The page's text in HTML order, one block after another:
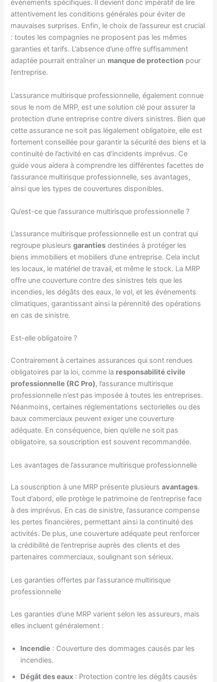
événements spécifiques. Il devient donc impératif de lire
attentivement les conditions générales pour éviter de
mauvaises surprises. Enfin, le choix de l’assureur est crucial
: toutes les compagnies ne proposent pas les mêmes
garanties et tarifs. L’absence d’une offre suffisamment
adaptée pourrait entraîner un manque de protection pour
l’entreprise.
L’assurance multirisque professionnelle, également connue
sous le nom de MRP, est une solution clé pour assurer la
protection d’une entreprise contre divers sinistres. Bien que
cette assurance ne soit pas légalement obligatoire, elle est
fortement conseillée pour garantir la sécurité des biens et la
continuité de l’activité en cas d’incidents imprévus. Ce
guide vous aidera à comprendre les différentes facettes de
l’assurance multirisque professionnelle, ses avantages,
ainsi que les types de couvertures disponibles.
Qu’est-ce que l’assurance multirisque professionnelle ?
L’assurance multirisque professionnelle est un contrat qui
regroupe plusieursgaranties destinées à protéger les
biens immobiliers et mobiliers d’une entreprise. Cela inclut
les locaux, le matériel de travail, et même le stock. La MRP
offre une couverture contre des sinistres tels que les
incendies, les dégâts des eaux, le vol, et les événements
climatiques, garantissant ainsi la pérennité des opérations
en cas de sinistre.
Est-elle obligatoire ?
Contrairement à certaines assurances qui sont rendues
obligatoires par la loi, comme la responsabilité civile
professionnelle (RC Pro), l’assurance multirisque
professionnelle n’est pas imposée à toutes les entreprises.
Néanmoins, certaines réglementations sectorielles ou des
baux commerciaux peuvent exiger une couverture
adéquate. En conséquence, bien qu’elle ne soit pas
obligatoire, sa souscription est souvent recommandée.
Les avantages de l’assurance multirisque professionnelle
La souscription à une MRP présente plusieursavantages.
Tout d’abord, elle protège le patrimoine de l’entreprise face
à des imprévus. En cas de sinistre, l’assurance compense
les pertes financières, permettant ainsi la continuité des
activités. De plus, une couverture adéquate peut renforcer
la crédibilité de l’entreprise auprès des clients et des
partenaires commerciaux, soulignant son sérieux.
Les garanties offertes par l’assurance multirisque
professionnelle
Les garanties d’une MRP varient selon les assureurs, mais
elles incluent généralement :
Incendie : Couverture des dommages causés par les
incendies.
Dégât des eaux : Protection contre les dégâts causés